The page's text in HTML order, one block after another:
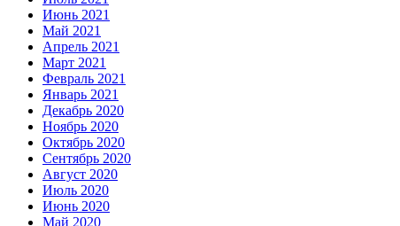
Июнь 2021
Май 2021
Апрель 2021
Март 2021
Февраль 2021
Январь 2021
Декабрь 2020
Ноябрь 2020
Октябрь 2020
Сентябрь 2020
Август 2020
Июль 2020
Июнь 2020
Май 2020